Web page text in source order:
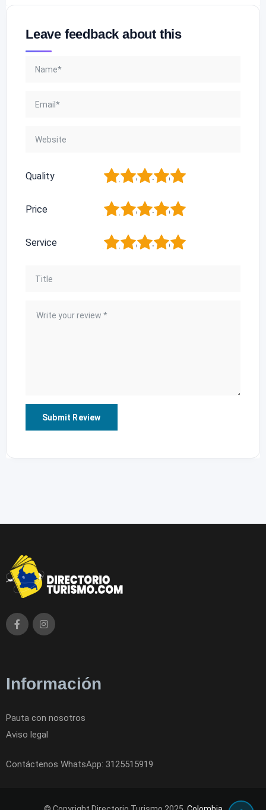
Leave feedback about this
Quality 5
4
3
2
Price 5
4
3
2
Service 5
4
3
2
Información
Pauta con nosotros
Aviso legal
Contáctenos WhatsApp: 3125515919